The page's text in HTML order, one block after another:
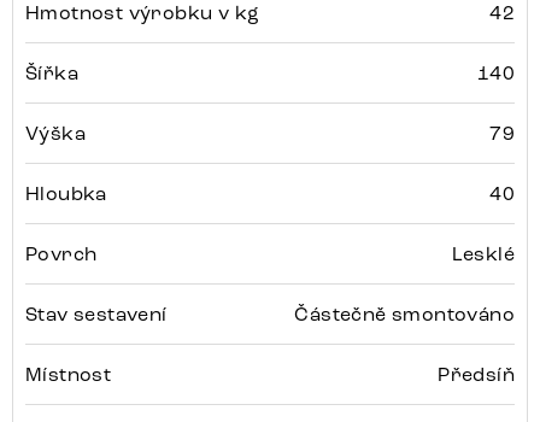
Hmotnost výrobku v kg 42
Šířka 140
Výška 79
Hloubka 40
Povrch Lesklé
Stav sestavení Částečně smontováno
Místnost Předsíň